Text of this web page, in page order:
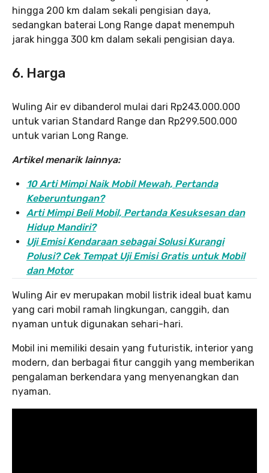
hingga 200 km dalam sekali pengisian daya,
sedangkan baterai Long Range dapat menempuh
jarak hingga 300 km dalam sekali pengisian daya.
6. Harga
Wuling Air ev dibanderol mulai dari Rp243.000.000
untuk varian Standard Range dan Rp299.500.000
untuk varian Long Range.
Artikel menarik lainnya:
10 Arti Mimpi Naik Mobil Mewah, Pertanda
Keberuntungan?
Arti Mimpi Beli Mobil, Pertanda Kesuksesan dan
Hidup Mandiri?
Uji Emisi Kendaraan sebagai Solusi Kurangi
Polusi? Cek Tempat Uji Emisi Gratis untuk Mobil
dan Motor
Wuling Air ev merupakan mobil listrik ideal buat kamu
yang cari mobil ramah lingkungan, canggih, dan
nyaman untuk digunakan sehari-hari.
Mobil ini memiliki desain yang futuristik, interior yang
modern, dan berbagai fitur canggih yang memberikan
pengalaman berkendara yang menyenangkan dan
nyaman.